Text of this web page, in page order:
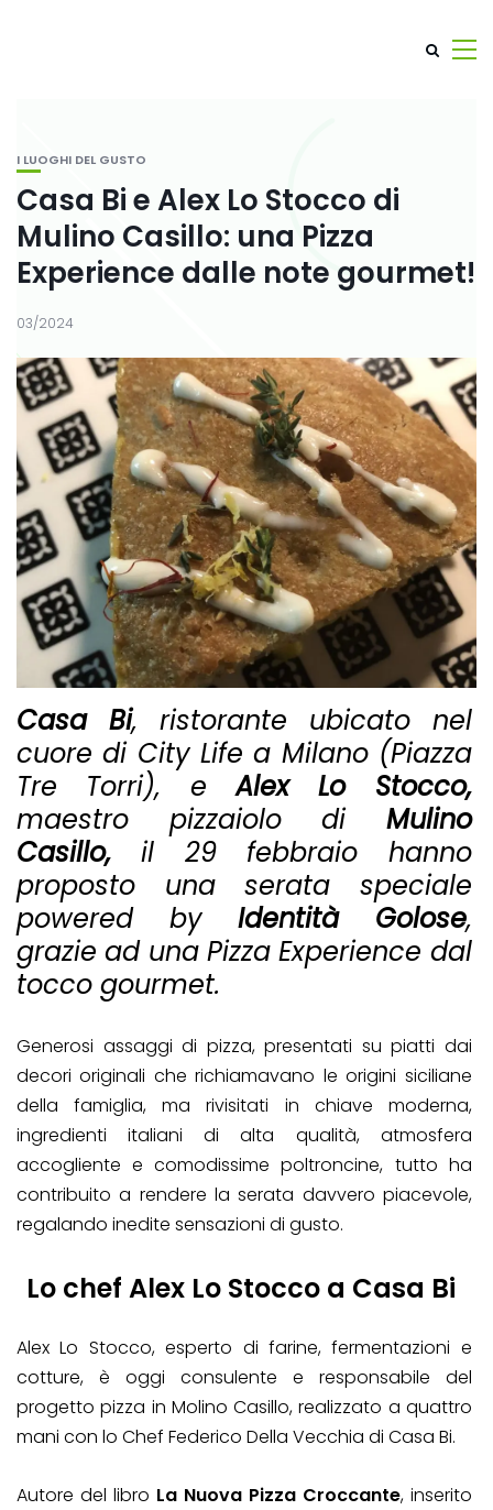
I LUOGHI DEL GUSTO
Casa Bi e Alex Lo Stocco di
Mulino Casillo: una Pizza
Experience dalle note gourmet!
03/2024
Casa Bi, ristorante ubicato nel
cuore di City Life a Milano (Piazza
Tre Torri), eAlex Lo Stocco,
maestro pizzaiolo di Mulino
Casillo, il 29 febbraio hanno
proposto una serata speciale
powered byIdentità Golose,
grazie ad una Pizza Experience dal
tocco gourmet.
Generosi assaggi di pizza, presentati su piatti dai
decori originali che richiamavano le origini siciliane
della famiglia, ma rivisitati in chiave moderna,
ingredienti italiani di alta qualità, atmosfera
accogliente e comodissime poltroncine, tutto ha
contribuito a rendere la serata davvero piacevole,
regalando inedite sensazioni di gusto.
Lo chef Alex Lo Stocco a Casa Bi
Alex Lo Stocco, esperto di farine, fermentazioni e
cotture, è oggi consulente e responsabile del
progetto pizza in Molino Casillo, realizzato a quattro
mani con lo Chef Federico Della Vecchia di Casa Bi.
Autore del libro La Nuova Pizza Croccante, inserito